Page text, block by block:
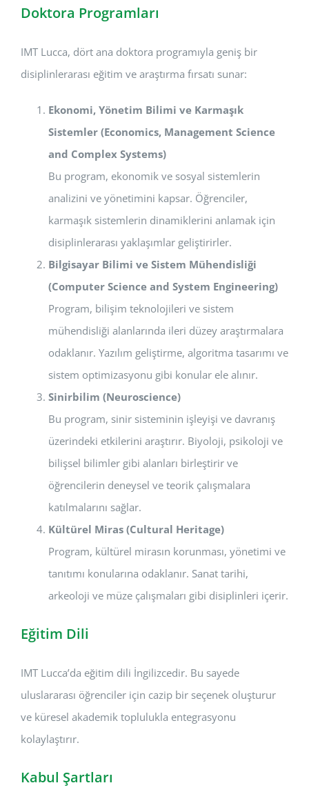
Doktora Programları
IMT Lucca, dört ana doktora programıyla geniş bir
disiplinlerarası eğitim ve araştırma fırsatı sunar:
Ekonomi, Yönetim Bilimi ve Karmaşık
Sistemler (Economics, Management Science
and Complex Systems)
Bu program, ekonomik ve sosyal sistemlerin
analizini ve yönetimini kapsar. Öğrenciler,
karmaşık sistemlerin dinamiklerini anlamak için
disiplinlerarası yaklaşımlar geliştirirler.
Bilgisayar Bilimi ve Sistem Mühendisliği
(Computer Science and System Engineering)
Program, bilişim teknolojileri ve sistem
mühendisliği alanlarında ileri düzey araştırmalara
odaklanır. Yazılım geliştirme, algoritma tasarımı ve
sistem optimizasyonu gibi konular ele alınır.
Sinirbilim (Neuroscience)
Bu program, sinir sisteminin işleyişi ve davranış
üzerindeki etkilerini araştırır. Biyoloji, psikoloji ve
bilişsel bilimler gibi alanları birleştirir ve
öğrencilerin deneysel ve teorik çalışmalara
katılmalarını sağlar.
Kültürel Miras (Cultural Heritage)
Program, kültürel mirasın korunması, yönetimi ve
tanıtımı konularına odaklanır. Sanat tarihi,
arkeoloji ve müze çalışmaları gibi disiplinleri içerir.
Eğitim Dili
IMT Lucca’da eğitim dili İngilizcedir. Bu sayede
uluslararası öğrenciler için cazip bir seçenek oluşturur
ve küresel akademik toplulukla entegrasyonu
kolaylaştırır.
Kabul Şartları